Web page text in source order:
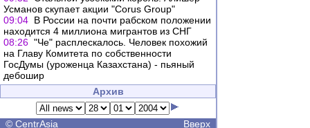
Усманов скупает акции "Corus Group"
09:04 В России на почти рабском положении
находится 4 миллиона мигрантов из СНГ
08:26 "Че" расплескалось. Человек похожий
на Главу Комитета по собственности
ГосДумы (уроженца Казахстана) - пьяный
дебошир
Архив
© CentrAsia Вверх